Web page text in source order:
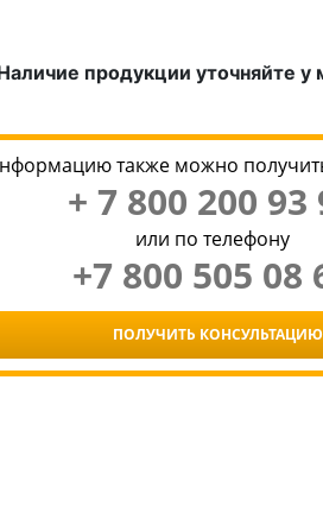
продукции уточняйте
также можно
+ 7 800 200 93
или по телефону
+7 800 505 08
ПОЛУЧИТЬ КОНСУЛЬТАЦИЮ